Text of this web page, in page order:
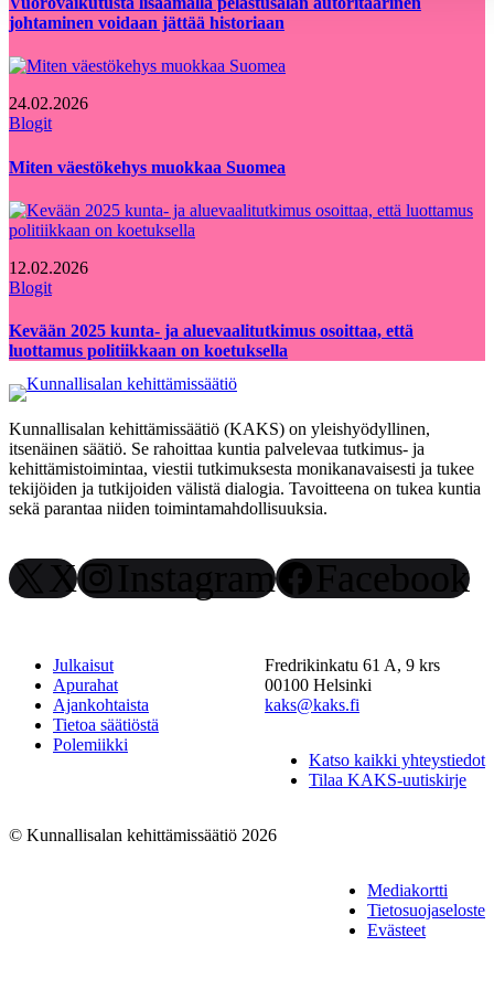
johtaminen voidaan jättää historiaan
24.02.2026
Blogit
Miten väestökehys muokkaa Suomea
12.02.2026
Blogit
Kevään 2025 kunta- ja aluevaalitutkimus osoittaa, että
luottamus politiikkaan on koetuksella
Kunnallisalan kehittämissäätiö (KAKS) on yleishyödyllinen,
itsenäinen säätiö. Se rahoittaa kuntia palvelevaa tutkimus- ja
kehittämistoimintaa, viestii tutkimuksesta monikanavaisesti ja tukee
tekijöiden ja tutkijoiden välistä dialogia. Tavoitteena on tukea kuntia
sekä parantaa niiden toimintamahdollisuuksia.
X Instagram Facebook
Julkaisut
Apurahat
Ajankohtaista
Tietoa säätiöstä
Polemiikki
Fredrikinkatu 61 A, 9 krs
00100 Helsinki
kaks@kaks.fi
Katso kaikki yhteystiedot
Tilaa KAKS-uutiskirje
© Kunnallisalan kehittämissäätiö 2026
Mediakortti
Tietosuojaseloste
Evästeet